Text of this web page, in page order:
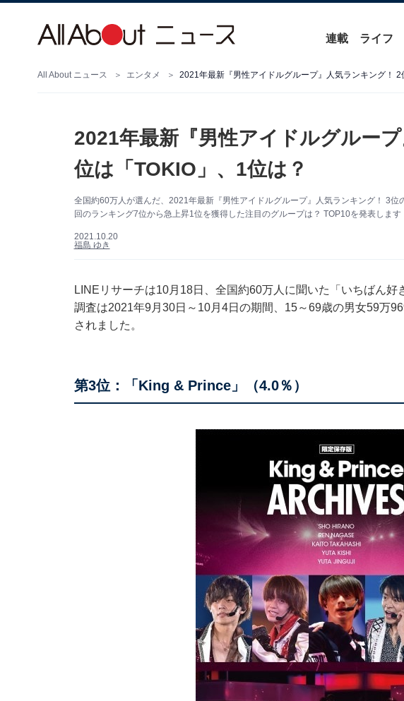
連載 ライフ
All About ニュース エンタメ 2021年最新『男性アイドルグループ』人気ランキング！ 2
2021年最新『男性アイドルグルー
位は「TOKIO」、1位は？
全国約60万人が選んだ、2021年最新『男性アイドルグループ』人気ランキング！ 3
回のランキング7位から急上昇1位を獲得した注目のグループは？ TOP10を発表します
2021.10.20
福島 ゆき
LINEリサーチは10月18日、全国約60万人に聞いた「いちばん好
調査は2021年9月30日～10月4日の期間、15～69歳の男女59万
されました。
第3位：「King & Prince」（4.0％）